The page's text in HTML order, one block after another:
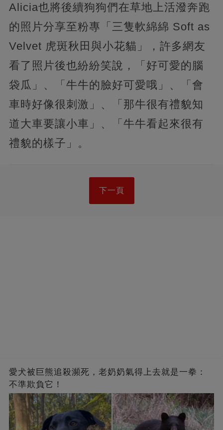
Alicia也將後續狗狗們在草地上活潑奔跑
的照片分享至粉專「三隻軟綿綿 Soft as
Velvet 虎斑秋田與小花貓」，許多網友
看了照片後也紛紛笑說，「好可愛的腦
袋瓜」、「牛牛的臉好可愛哦」、「會
車時好像很刺激」、「那牛很有禮貌知
道大車要讓小車」、「牛牛看起來很有
禮貌的樣子」。
下一頁
愛犬被巨熊追殺瀕死，老奶奶氣得上去就是一拳：
不準欺負它！